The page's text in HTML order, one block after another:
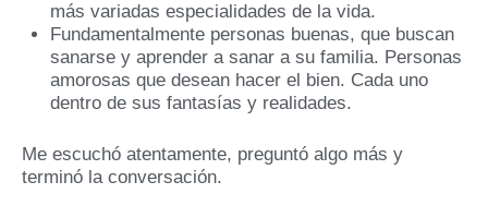
más variadas especialidades de la vida.
Fundamentalmente personas buenas, que buscan
sanarse y aprender a sanar a su familia. Personas
amorosas que desean hacer el bien. Cada uno
dentro de sus fantasías y realidades.
Me escuchó atentamente, preguntó algo más y
terminó la conversación.